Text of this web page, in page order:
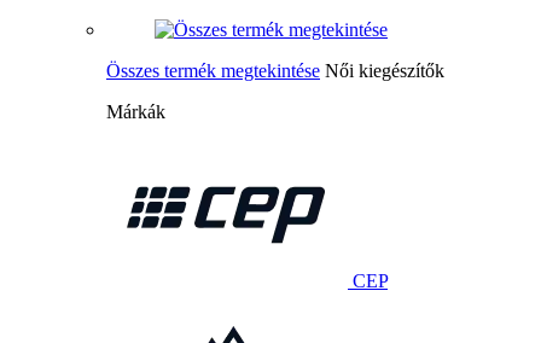
Összes termék megtekintése Női kiegészítők
Márkák
CEP